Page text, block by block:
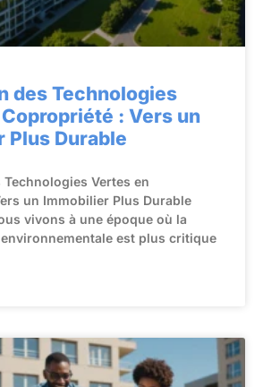
des Technologies
: Vers un
Plus Durable
Vertes en
un Immobilier Plus Durable
vivons à une époque où la
est plus critique